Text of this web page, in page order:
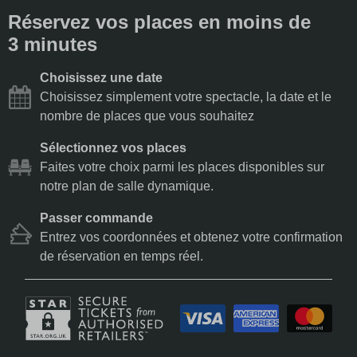
Réservez vos places en moins de
3 minutes
Choisissez une date
Choisissez simplement votre spectacle, la date et le
nombre de places que vous souhaitez
Sélectionnez vos places
Faites votre choix parmi les places disponibles sur
notre plan de salle dynamique.
Passer commande
Entrez vos coordonnées et obtenez votre confirmation
de réservation en temps réel.